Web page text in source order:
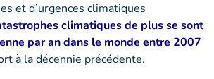
et d’urgences climatiques
climatiques de plusse sont
par an dans le monde entre 2007
à la décennie précédente.